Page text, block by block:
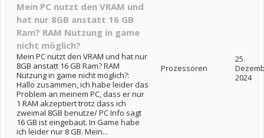
Mein PC nutzt den VRAM und
hat nur 8GB anstatt 16 GB
Ram? RAM Nutzung in game
nicht möglich?
Mein PC nutzt den VRAM und hat nur
8GB anstatt 16 GB Ram? RAM
Nutzung in game nicht möglich?:
Hallo zusammen, ich habe leider das
Problem an meinem PC, dass er nur
1 RAM akzeptiert trotz dass ich
zweimal 8GB benutze/ PC Info sagt
16 GB ist eingebaut. In Game habe
ich leider nur 8 GB. Mein...
Prozessoren
25.
2024